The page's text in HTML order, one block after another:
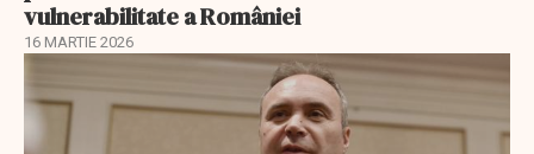
vulnerabilitate a României
16 MARTIE 2026